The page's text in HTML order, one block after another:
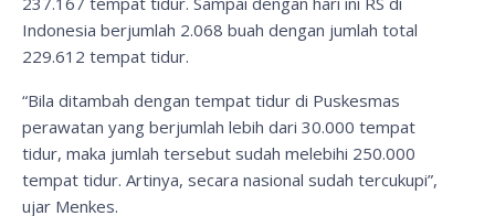
Indonesia berjumlah 2.068 buah dengan jumlah total
229.612 tempat tidur.
“Bila ditambah dengan tempat tidur di Puskesmas
perawatan yang berjumlah lebih dari 30.000 tempat
tidur, maka jumlah tersebut sudah melebihi 250.000
tempat tidur. Artinya, secara nasional sudah tercukupi”,
ujar Menkes.